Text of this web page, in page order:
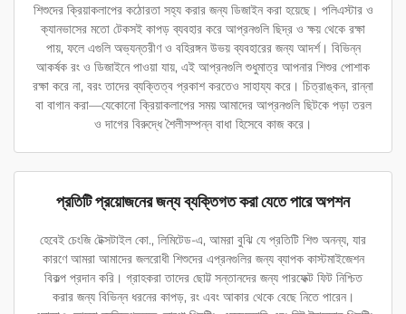
শিশুদের ক্রিয়াকলাপের কঠোরতা সহ্য করার জন্য ডিজাইন করা হয়েছে। পলিএস্টার ও
ক্যানভাসের মতো টেকসই কাপড় ব্যবহার করে আপ্রনগুলি ছিদ্র ও ক্ষয় থেকে রক্ষা
পায়, ফলে এগুলি অভ্যন্তরীণ ও বহিরঙ্গন উভয় ব্যবহারের জন্য আদর্শ। বিভিন্ন
আকর্ষক রং ও ডিজাইনে পাওয়া যায়, এই আপ্রনগুলি শুধুমাত্র আপনার শিশুর পোশাক
রক্ষা করে না, বরং তাদের ব্যক্তিত্ব প্রকাশ করতেও সাহায্য করে। চিত্রাঙ্কন, রান্না
বা বাগান করা—যেকোনো ক্রিয়াকলাপের সময় আমাদের আপ্রনগুলি ছিটকে পড়া তরল
ও দাগের বিরুদ্ধে শৈলীসম্পন্ন বাধা হিসেবে কাজ করে।
প্রতিটি প্রয়োজনের জন্য ব্যক্তিগত করা যেতে পারে অপশন
হেবেই চেংজি টেক্সটাইল কো., লিমিটেড-এ, আমরা বুঝি যে প্রতিটি শিশু অনন্য, যার
কারণে আমরা আমাদের জলরোধী শিশুদের এপ্রনগুলির জন্য ব্যাপক কাস্টমাইজেশন
বিকল্প প্রদান করি। গ্রাহকরা তাদের ছোট্ট সন্তানদের জন্য পারফেক্ট ফিট নিশ্চিত
করার জন্য বিভিন্ন ধরনের কাপড়, রং এবং আকার থেকে বেছে নিতে পারেন।